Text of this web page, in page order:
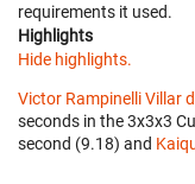
requirements it used.
Highlights
Hide highlights.
Victor Rampinelli Villar
seconds in the 3x3x3
second (9.18) and